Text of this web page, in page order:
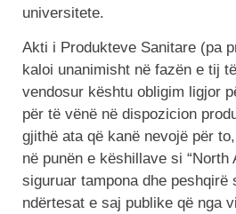
universitete.
Akti i Produkteve Sanitare (pa
kaloi unanimisht në fazën e tij
vendosur kështu obligim ligjor
për të vënë në dispozicion
gjithë ata që kanë nevojë për
në punën e këshillave si “North
siguruar tampona dhe peshqirë
ndërtesat e saj publike që nga